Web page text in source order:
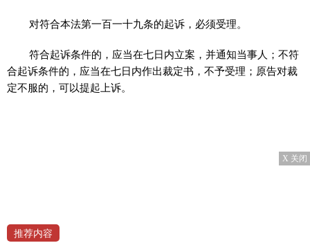
对符合本法第一百一十九条的起诉，必须受理。
符合起诉条件的，应当在七日内立案，并通知当事人；不符
合起诉条件的，应当在七日内作出裁定书，不予受理；原告对裁
定不服的，可以提起上诉。
X 关闭
推荐内容